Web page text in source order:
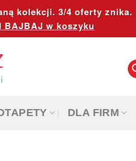
kolekcji. 3/4 oferty znika.
BAJBAJ w koszyku
DLA FIRM